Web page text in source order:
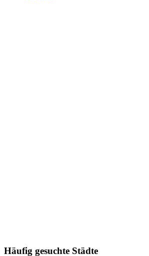
Häufig gesuchte Städte